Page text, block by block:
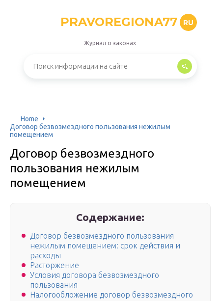
PRAVOREGIONA77 RU
Журнал о законах
Home
Договор безвозмездного пользования нежилым
помещением
Договор безвозмездного
пользования нежилым
помещением
Содержание:
Договор безвозмездного пользования
нежилым помещением: срок действия и
расходы
Расторжение
Условия договора безвозмездного
пользования
Налогообложение договор безвозмездного